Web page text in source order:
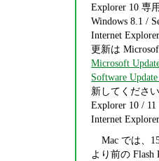
Explorer 10 専
Windows 8.1 /
Internet
更新は
Microsoft
Software
新してくださ
Explorer 10 /
Internet
Mac では、
より前の Flash